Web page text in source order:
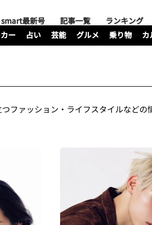
smart最新号 記事一覧 ランキング
ー 占い 芸能 グルメ 乗り物 カ
ファッション・ライフスタイルなど